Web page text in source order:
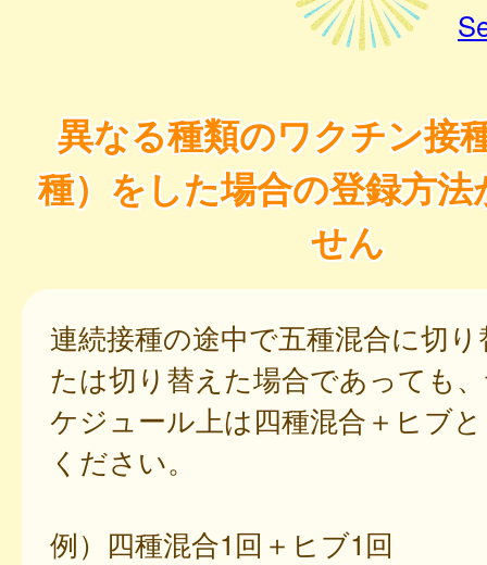
異なる種類のワクチン接
種）をした場合の登録方
せん
連続接種の途中で五種混合に切
たは切り替えた場合であっても
ケジュール上は四種混合＋ヒブ
ください。
例）四種混合1回＋ヒブ1回